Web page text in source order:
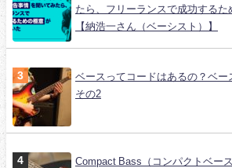
たら、フリーランスで成功するた
【納浩一さん（ベーシスト）】
ベースってコードはあるの？ベー
その2
Compact Bass（コンパクトベー